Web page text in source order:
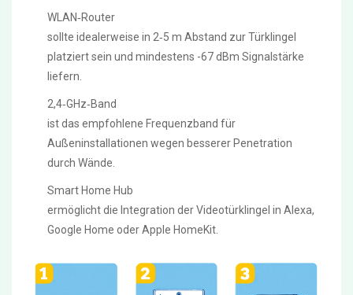
WLAN‑Router
sollte idealerweise in 2‑5 m Abstand zur Türklingel
platziert sein und mindestens -67 dBm Signalstärke
liefern.
2,4‑GHz‑Band
ist das empfohlene Frequenzband für
Außeninstallationen wegen besserer Penetration
durch Wände.
Smart Home Hub
ermöglicht die Integration der Videotürklingel in Alexa,
Google Home oder Apple HomeKit.